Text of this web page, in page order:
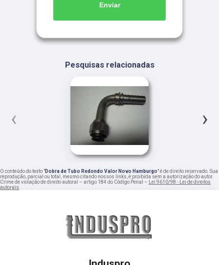
Enviar
Pesquisas relacionadas
‹ ›
O conteúdo do texto "Dobra de Tubo Redondo Valor Novo Hamburgo" é de direito reservado. Sua
reprodução, parcial ou total, mesmo citando nossos links, é proibida sem a autorização do autor.
Crime de violação de direito autoral – artigo 184 do Código Penal – Lei 9610/98 - Lei de direitos
autorais.